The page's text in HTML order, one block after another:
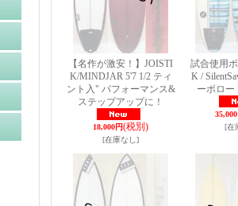
【名作が激安！】JOISTI
K/MINDJAR 5'7 1/2 ティ
ント入" パフォーマンス&
ステップアップに！
18,000円(税別)
[在庫なし]
試合使用
K /
ーボロー
[在